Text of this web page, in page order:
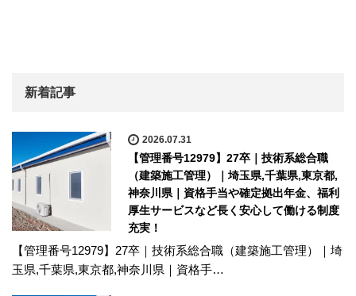
新着記事
2026.07.31
【管理番号12979】27卒｜技術系総合職
（建築施工管理）｜埼玉県,千葉県,東京都,
神奈川県｜資格手当や確定拠出年金、福利
厚生サービスなど長く安心して働ける制度
充実！
【管理番号12979】27卒｜技術系総合職（建築施工管理）｜埼
玉県,千葉県,東京都,神奈川県｜資格手…